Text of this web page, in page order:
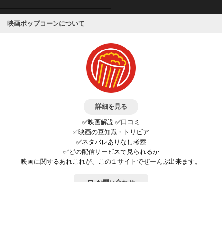
映画ポップコーンについて
詳細を見る
✅映画解説 ✅口コミ
✅映画の豆知識・トリビア
✅ネタバレありなし考察
✅どの配信サービスで見られるか
映画に関するあれこれが、この１サイトでぜーんぶ出来ます。
お問い合わせ